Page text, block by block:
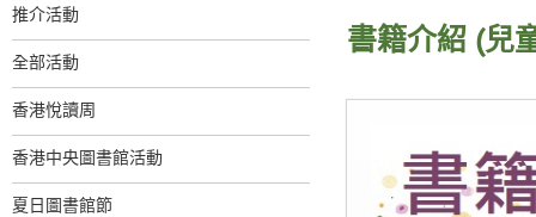
推介活動
全部活動
香港悅讀周
香港中央圖書館活動
夏日圖書館節
書籍介紹 (兒